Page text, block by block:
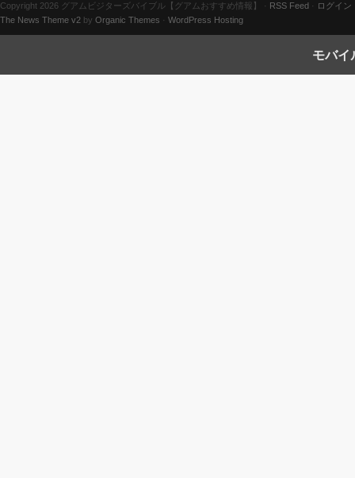
Copyright 2026 グアムビジターズバイブル【グアムおすすめ情報】 · RSS Feed · ログイン
The News Theme v2 by Organic Themes · WordPress Hosting
モバイ